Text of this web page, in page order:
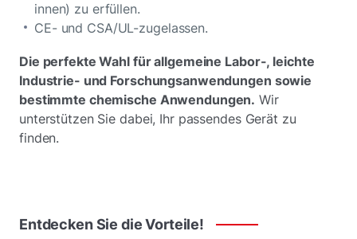
innen) zu erfüllen.
CE- und CSA/UL-zugelassen.
Die perfekte Wahl für allgemeine Labor-, leichte
Industrie- und Forschungsanwendungen sowie
bestimmte chemische Anwendungen. Wir
unterstützen Sie dabei, Ihr passendes Gerät zu
finden.
Entdecken Sie die Vorteile!